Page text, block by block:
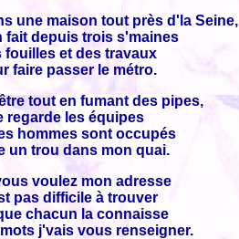
une maison tout près d'la Seine,
fait depuis trois s'maines
fouilles et des travaux
faire passer le métro.
tout en fumant des pipes,
regarde les équipes
hommes sont occupés
un trou dans mon quai.
voulez mon adresse
pas difficile à trouver
chacun la connaisse
j'vais vous renseigner.